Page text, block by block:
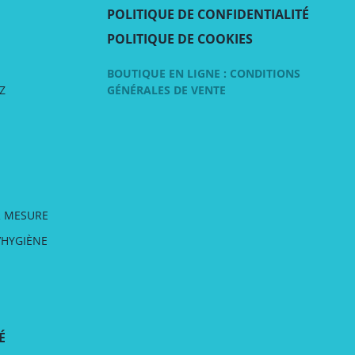
MESURE
POLITIQUE DE CONFIDENTIALITÉ
POLITIQUE DE COOKIES
BOUTIQUE EN LIGNE : CONDITIONS
GÉNÉRALES DE VENTE